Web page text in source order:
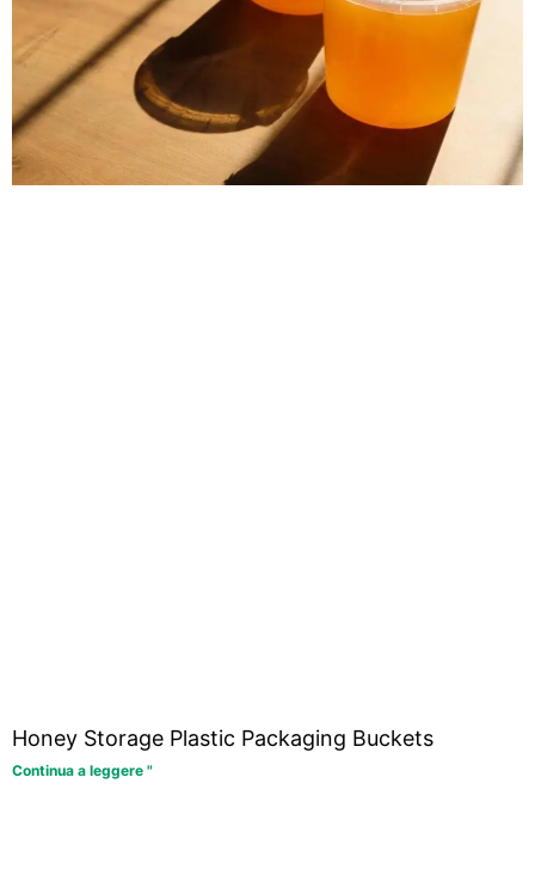
Honey Storage Plastic Packaging Buckets
Continua a leggere "